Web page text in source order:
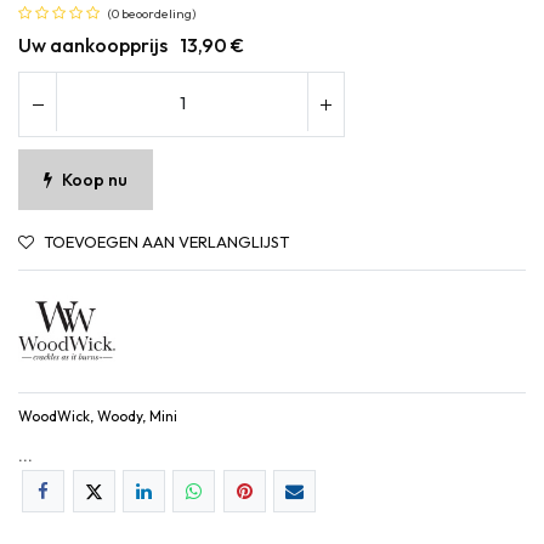
(0 beoordeling)
Uw aankoopprijs 13,90 €
Koop nu
TOEVOEGEN AAN VERLANGLIJST
WoodWick, Woody, Mini
...